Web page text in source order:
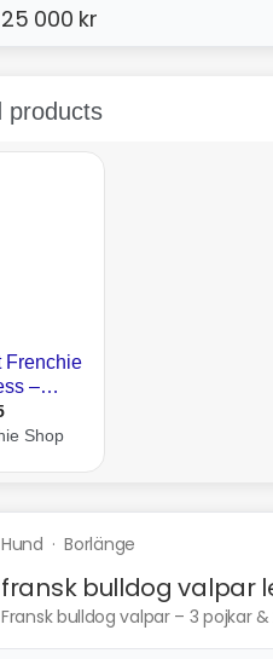
25 000 kr
Hund ·Borlänge
fransk bulldog valpar
Fransk bulldog valpar – 3 pojkar